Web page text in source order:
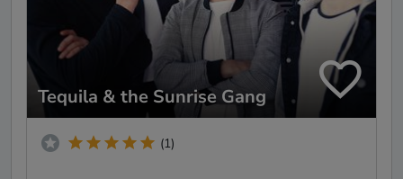
Tequila & the Sunrise Gang
(1)